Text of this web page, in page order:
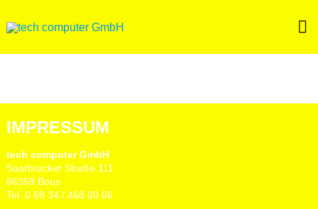
to
IMPRESSUM
tech computer GmbH
Saarbrücker Straße 111
66359 Bous
Tel. 0 68 34 / 468 60 66